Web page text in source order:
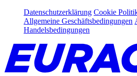
Datenschutzerklärung Cookie
Allgemeine Geschäftsbedingungen
Handelsbedingungen